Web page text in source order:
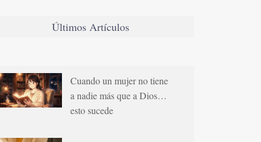
Últimos Artículos
Cuando un mujer no tiene
a nadie más que a Dios…
esto sucede